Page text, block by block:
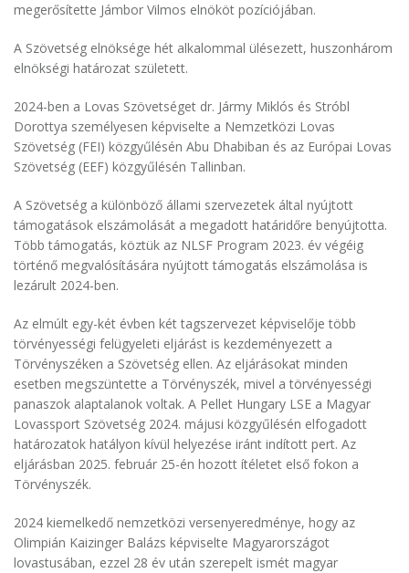
megerősítette Jámbor Vilmos elnököt pozíciójában.
A Szövetség elnöksége hét alkalommal ülésezett, huszonhárom
elnökségi határozat született.
2024-ben a Lovas Szövetséget dr. Jármy Miklós és Stróbl
Dorottya személyesen képviselte a Nemzetközi Lovas
Szövetség (FEI) közgyűlésén Abu Dhabiban és az Európai Lovas
Szövetség (EEF) közgyűlésén Tallinban.
A Szövetség a különböző állami szervezetek által nyújtott
támogatások elszámolását a megadott határidőre benyújtotta.
Több támogatás, köztük az NLSF Program 2023. év végéig
történő megvalósítására nyújtott támogatás elszámolása is
lezárult 2024-ben.
Az elmúlt egy-két évben két tagszervezet képviselője több
törvényességi felügyeleti eljárást is kezdeményezett a
Törvényszéken a Szövetség ellen. Az eljárásokat minden
esetben megszüntette a Törvényszék, mivel a törvényességi
panaszok alaptalanok voltak. A Pellet Hungary LSE a Magyar
Lovassport Szövetség 2024. májusi közgyűlésén elfogadott
határozatok hatályon kívül helyezése iránt indított pert. Az
eljárásban 2025. február 25-én hozott ítéletet első fokon a
Törvényszék.
2024 kiemelkedő nemzetközi versenyeredménye, hogy az
Olimpián Kaizinger Balázs képviselte Magyarországot
lovastusában, ezzel 28 év után szerepelt ismét magyar